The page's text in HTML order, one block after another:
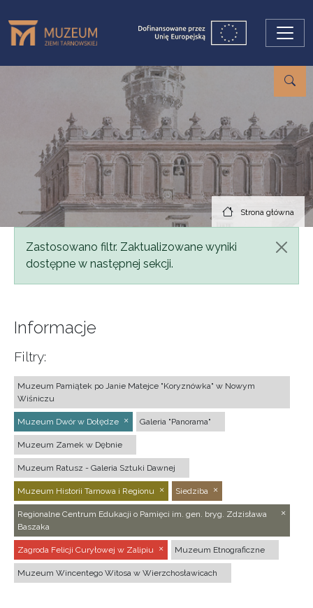
Strona główna
Komunikat
Zastosowano filtr. Zaktualizowane wyniki
dostępne w następnej sekcji.
Informacje
Filtry:
Muzeum Pamiątek po Janie Matejce "Koryznówka" w Nowym
Wiśniczu
Muzeum Dwór w Dołędze Galeria "Panorama"
Muzeum Zamek w Dębnie
Muzeum Ratusz - Galeria Sztuki Dawnej
Muzeum Historii Tarnowa i Regionu Siedziba
Regionalne Centrum Edukacji o Pamięci im. gen. bryg. Zdzisława
Baszaka
Zagroda Felicji Curyłowej w Zalipiu Muzeum Etnograficzne
Muzeum Wincentego Witosa w Wierzchosławicach